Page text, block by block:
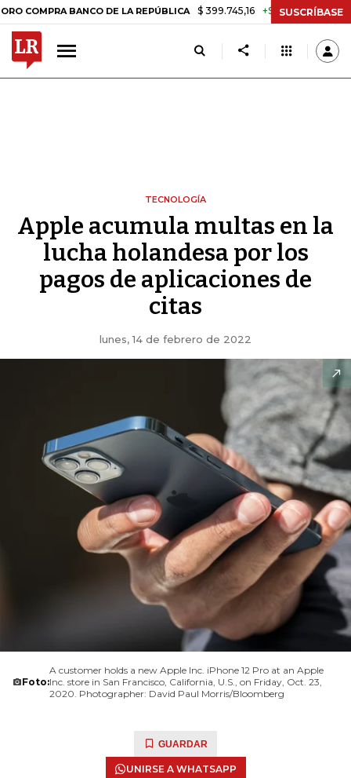
BANCO DE LA REPÚBLICA $ 399.745,16 +$ 2.295,71 +0,58%
SUSCRÍBASE
TECNOLOGÍA
Apple acumula multas en la
lucha holandesa por los
pagos de aplicaciones de
citas
lunes, 14 de febrero de 2022
Foto:
A customer holds a new Apple Inc. iPhone 12 Pro at an Apple
Inc. store in San Francisco, California, U.S., on Friday, Oct. 23,
2020. Photographer: David Paul Morris/Bloomberg
GUARDAR
UNIRSE A WHATSAPP